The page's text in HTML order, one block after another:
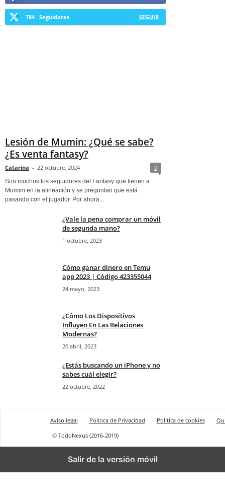
784 Seguidores SEGUIR
Lesión de Mumin: ¿Qué se sabe?
¿Es venta fantasy?
Catarina - 22 octubre, 2024 0
Son muchos los seguidores del Fantasy que tienen a
Mumim en la alineación y se preguntan que está
pasando con el jugador. Por ahora...
¿Vale la pena comprar un móvil
de segunda mano?
1 octubre, 2023
Cómo ganar dinero en Temu
app 2023 | Código 423355044
24 mayo, 2023
¿Cómo Los Dispositivos
Influyen En Las Relaciones
Modernas?
20 abril, 2023
¿Estás buscando un iPhone y no
sabes cuál elegir?
22 octubre, 2022
Aviso legal Politica de Privacidad Política de cookies
© TodoNexus (2016-2019)
Salir de la versión móvil